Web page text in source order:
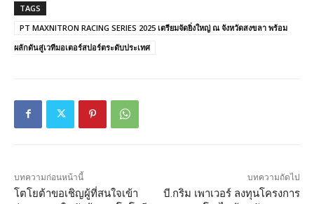
TAGS
PT MAXNITRON RACING SERIES 2025 เตรียมจัดยิ่งใหญ่ ณ จังหวัดสงขลา พร้อม
ผลักดันสู่เวทีมอเตอร์สปอร์ตระดับประเทศ
บทความก่อนหน้านี้
โตโยต้าขอเชิญผู้ที่สนใจเข้า
บทความถัดไป
บี.กริม เพาเวอร์ ลงทุนโครงการ